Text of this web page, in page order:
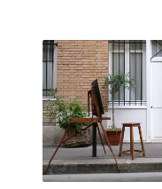
Il m'a suffi d'un
venais d'emménager
mise à disposition
J'ai d'abord participé
faire.